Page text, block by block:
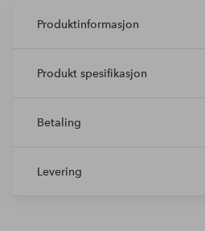
Produktinformasjon
Produkt spesifikasjon
Betaling
Levering